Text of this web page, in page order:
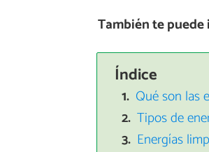
También te puede
Índice
Qué son las
Tipos de
Energías